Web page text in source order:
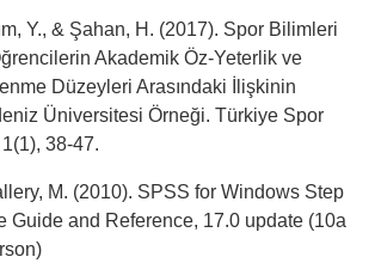
Y., & Şahan, H. (2017). Spor Bilimleri
Akademik Öz-Yeterlik ve
Düzeyleri Arasındaki İlişkinin
Üniversitesi Örneği. Türkiye Spor
38-47.
M. (2010). SPSS for Windows Step
Guide and Reference, 17.0 update (10a